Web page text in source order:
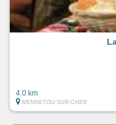
4.0 km
MENNETOU-SUR-CHER